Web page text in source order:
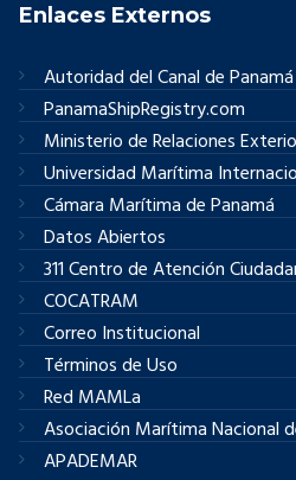
Enlaces Externos
Autoridad del Canal de Panamá
PanamaShipRegistry.com
Ministerio de Relaciones
Universidad Marítima
Cámara Marítima de Panamá
Datos Abiertos
311 Centro de Atención
COCATRAM
Correo Institucional
Términos de Uso
Red MAMLa
Asociación Marítima Nacional
APADEMAR